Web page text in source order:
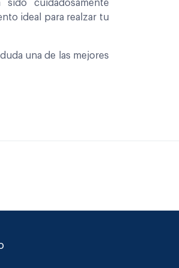
sido cuidadosamente
ideal para realzar tu
una de las mejores